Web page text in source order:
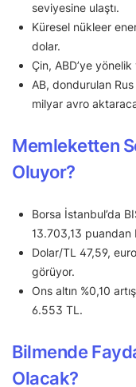
seviyesine ulaştı.
Küresel nükleer
dolar.
Çin, ABD’ye
AB, dondurulan Rus
milyar avro
Memleketten
Oluyor?
Borsa İstanbul’da
13.703,13 puandan
Dolar/TL 47,59,
görüyor.
Ons altın %0,10
6.553 TL.
Bilmende
Olacak?